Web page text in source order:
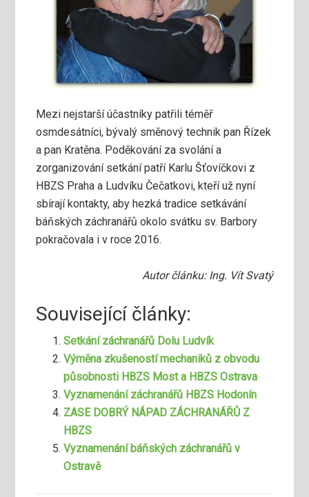
Mezi nejstarší účastníky patřili téměř
osmdesátníci, bývalý směnový technik pan Řízek
a pan Kratěna. Poděkování za svolání a
zorganizování setkání patří Karlu Šťovíčkovi z
HBZS Praha a Ludvíku Čečatkovi, kteří už nyní
sbírají kontakty, aby hezká tradice setkávání
báňských záchranářů okolo svátku sv. Barbory
pokračovala i v roce 2016.
Autor článku: Ing. Vít Svatý
Související články:
Setkání záchranářů Dolu Ludvík
Výměna zkušeností mechaniků z obvodu
působnosti HBZS Most a HBZS Ostrava
Vyznamenání záchranářů HBZS Hodonín
ZASE DOBRÝ NÁPAD ZÁCHRANÁŘŮ Z
HBZS
Vyznamenání báňských záchranářů v
Ostravě